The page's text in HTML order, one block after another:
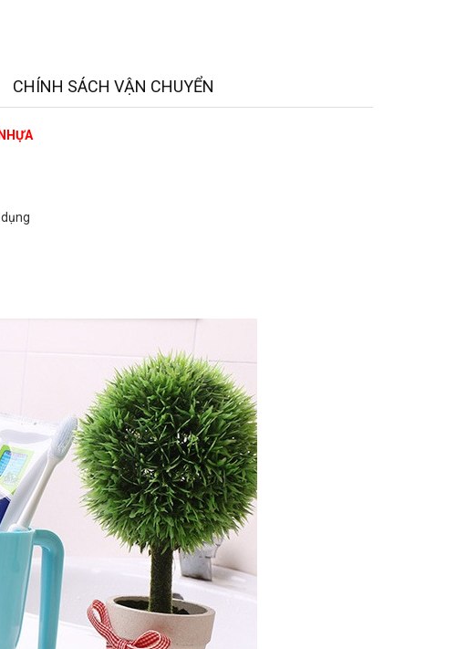
CHÍNH SÁCH VẬN CHUYỂN